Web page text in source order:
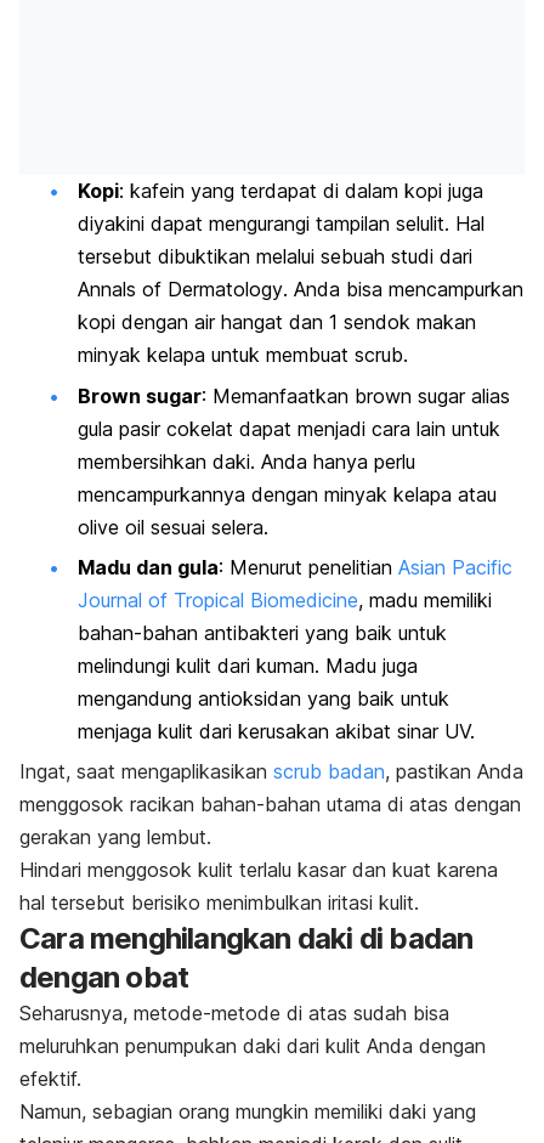
Kopi: kafein yang terdapat di dalam kopi juga
diyakini dapat mengurangi tampilan selulit. Hal
tersebut dibuktikan melalui sebuah studi dari
Annals of Dermatology. Anda bisa mencampurkan
kopi dengan air hangat dan 1 sendok makan
minyak kelapa untuk membuat scrub.
Brown sugar: Memanfaatkan brown sugar alias
gula pasir cokelat dapat menjadi cara lain untuk
membersihkan daki. Anda hanya perlu
mencampurkannya dengan minyak kelapa atau
olive oil sesuai selera.
Madu dan gula: Menurut penelitian Asian Pacific
Journal of Tropical Biomedicine, madu memiliki
bahan-bahan antibakteri yang baik untuk
melindungi kulit dari kuman. Madu juga
mengandung antioksidan yang baik untuk
menjaga kulit dari kerusakan akibat sinar UV.
Ingat, saat mengaplikasikan scrub badan, pastikan Anda
menggosok racikan bahan-bahan utama di atas dengan
gerakan yang lembut.
Hindari menggosok kulit terlalu kasar dan kuat karena
hal tersebut berisiko menimbulkan iritasi kulit.
Cara menghilangkan daki di badan
dengan obat
Seharusnya, metode-metode di atas sudah bisa
meluruhkan penumpukan daki dari kulit Anda dengan
efektif.
Namun, sebagian orang mungkin memiliki daki yang